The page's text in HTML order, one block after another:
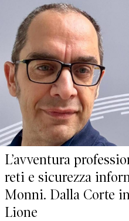
L’avventura
reti e sicurezza
Monni. Dalla Corte
Lione